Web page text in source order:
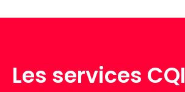
Les services CQI